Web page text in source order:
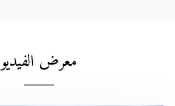
معرض الفيديو